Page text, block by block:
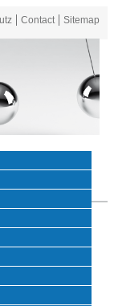
Contact Sitemap